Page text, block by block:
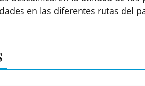
en las diferentes rutas del